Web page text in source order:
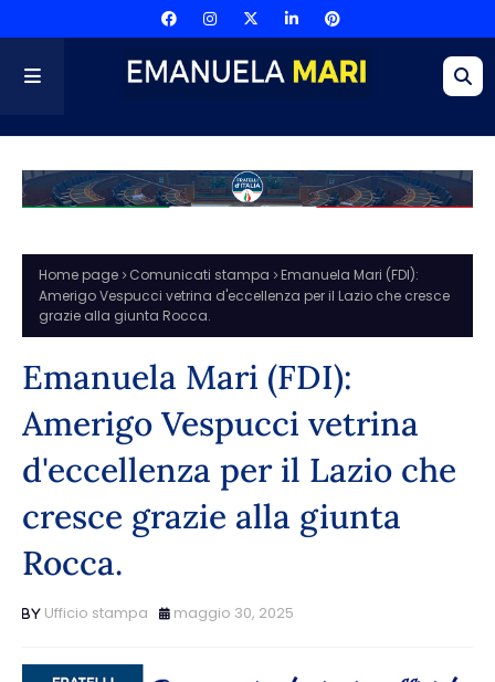
Home page Comunicati stampa
Emanuela Mari (FDI):
Amerigo Vespucci vetrina d'eccellenza per il Lazio che cresce
grazie alla giunta Rocca.
Emanuela Mari (FDI):
Amerigo Vespucci vetrina
d'eccellenza per il Lazio che
cresce grazie alla giunta
Rocca.
Ufficio stampa maggio 30, 2025